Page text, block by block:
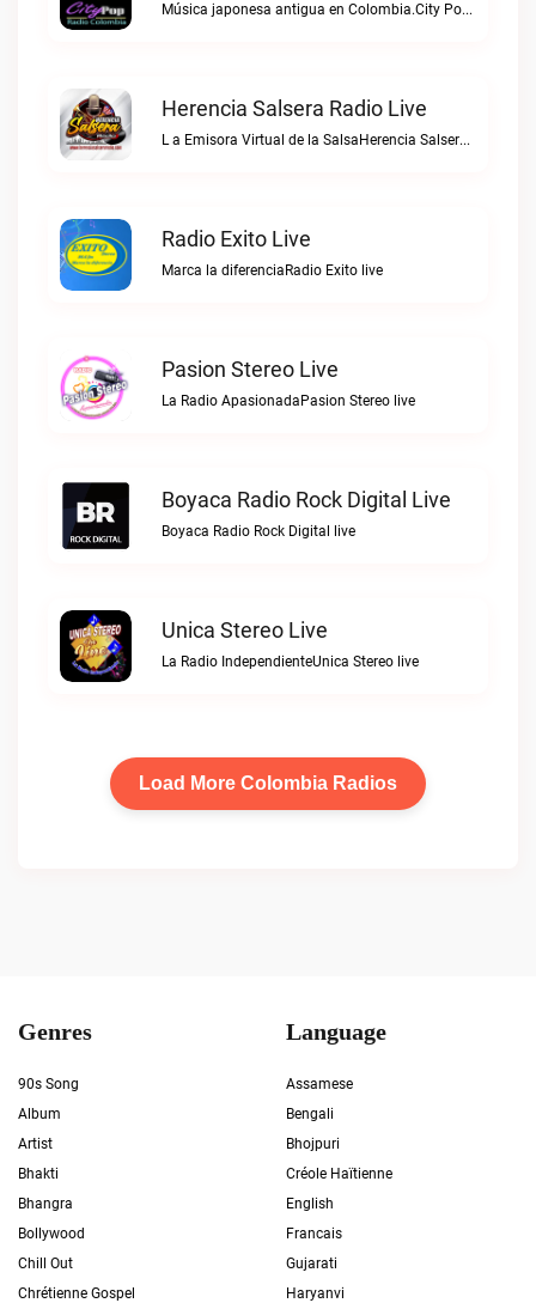
Música japonesa antigua en Colombia.City Pop Radio Colombia live
Herencia Salsera Radio Live
L a Emisora Virtual de la SalsaHerencia Salsera Radio live
Radio Exito Live
Marca la diferenciaRadio Exito live
Pasion Stereo Live
La Radio ApasionadaPasion Stereo live
Boyaca Radio Rock Digital Live
Boyaca Radio Rock Digital live
Unica Stereo Live
La Radio IndependienteUnica Stereo live
Load More Colombia Radios
Genres
90s Song
Album
Artist
Bhakti
Bhangra
Bollywood
Chill Out
Chrétienne Gospel
Language
Assamese
Bengali
Bhojpuri
Créole Haïtienne
English
Francais
Gujarati
Haryanvi